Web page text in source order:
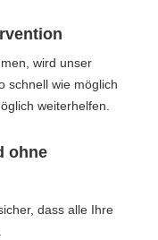
wird unser
schnell wie möglich
weiterhelfen.
ohne
dass alle Ihre